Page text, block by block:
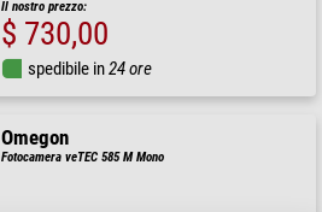
Il nostro prezzo:
$ 730,00
spedibile in24 ore
Omegon
Fotocamera veTEC 585 M Mono